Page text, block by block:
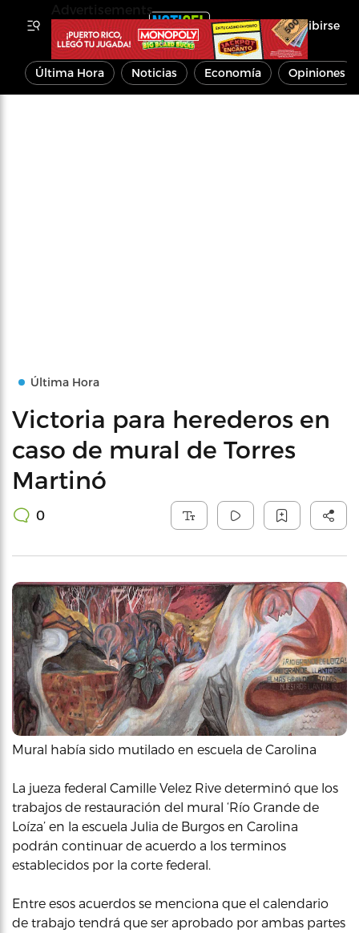
Inscribirse
Última Hora Noticias Economía Opiniones
Última Hora
Victoria para herederos en
caso de mural de Torres
Martinó
0
Mural había sido mutilado en escuela de Carolina
La jueza federal Camille Velez Rive determinó que los
trabajos de restauración del mural ‘Río Grande de
Loíza’ en la escuela Julia de Burgos en Carolina
podrán continuar de acuerdo a los terminos
establecidos por la corte federal.
Entre esos acuerdos se menciona que el calendario
de trabajo tendrá que ser aprobado por ambas partes
Advertisements